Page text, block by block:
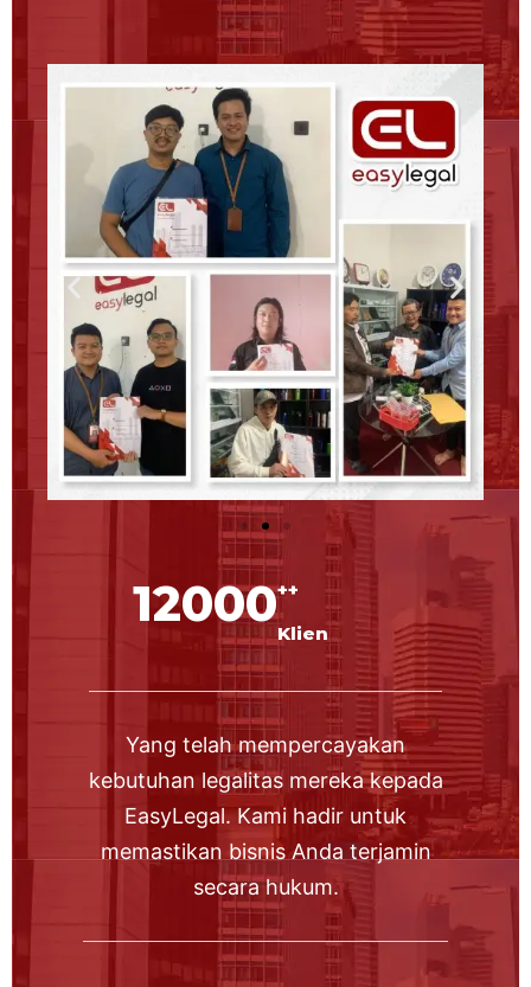
++
Klien
12000
Yang telah mempercayakan
kebutuhan legalitas mereka kepada
EasyLegal. Kami hadir untuk
memastikan bisnis Anda terjamin
secara hukum.